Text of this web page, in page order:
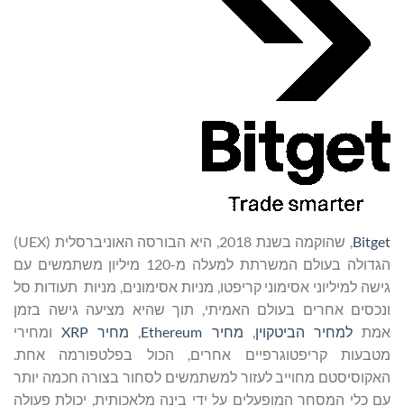
Bitget
, שהוקמה בשנת 2018, היא הבורסה האוניברסלית (UEX)
הגדולה בעולם המשרתת למעלה מ-120 מיליון משתמשים עם
גישה למיליוני אסימוני קריפטו, מניות אסימונים, מניות תעודות סל
ונכסים אחרים בעולם האמיתי, תוך שהיא מציעה גישה בזמן
אמתלמחיר הביטקוין מחיר Ethereum מחיר XRP
ומחירי
מטבעות קריפטוגרפיים אחרים, הכול בפלטפורמה אחת.
האקוסיסטם מחוייב לעזור למשתמשים לסחור בצורה חכמה יותר
עם כלי המסחר המופעלים על ידי בינה מלאכותית, יכולת פעולה